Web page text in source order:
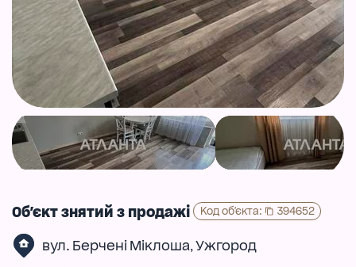
Об'єкт знятий з продажі Код об'єкта: 394652
вул. Берчені Міклоша, Ужгород